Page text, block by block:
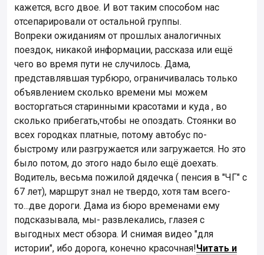
кажется, всго двое. И вот таким способом нас
отсепарировали от остальной группы.
Вопреки ожиданиям от прошлых аналогичных
поездок, никакой информации, рассказа или ещё
чего во время пути не случилось. Дама,
представлявшая турбюро, ограничивалась только
объявлением сколько времени мы можем
восторгаться старинными красотами и куда , во
сколько прибегать,чтобы не опоздать. Стоянки во
всех городках платные, потому автобус по-
быстрому или разгружается или загружается. Но это
было потом, до этого надо было ещё доехать.
Водитель, весьма пожилой дядечка ( пенсия в "ЧГ" с
67 лет), маршрут знал не твердо, хотя там всего-
то...две дороги. Дама из бюро временами ему
подсказывала, мы- развлекались, глазея с
выгодных мест обзора. И снимая видео "для
истории", ибо дорога, конечно красочная!Читать и